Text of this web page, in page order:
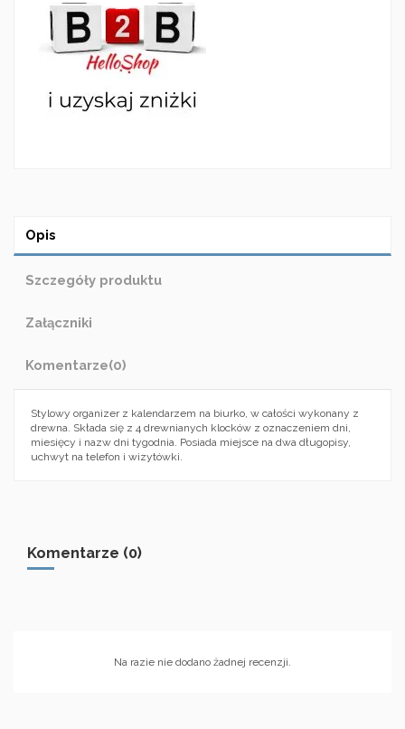
Opis
Szczegóły produktu
Załączniki
Komentarze(0)
Stylowy organizer z kalendarzem na biurko, w całości wykonany z
drewna. Składa się z 4 drewnianych klocków z oznaczeniem dni,
miesięcy i nazw dni tygodnia. Posiada miejsce na dwa długopisy,
uchwyt na telefon i wizytówki.
Komentarze (0)
Na razie nie dodano żadnej recenzji.